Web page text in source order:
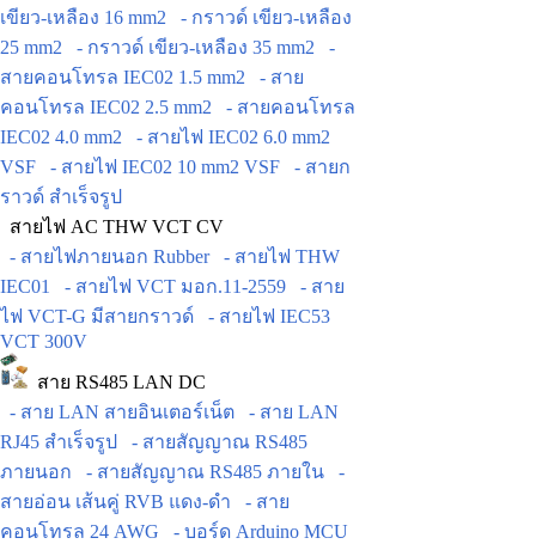
เขียว-เหลือง 16 mm2
- กราวด์ เขียว-เหลือง
25 mm2
- กราวด์ เขียว-เหลือง 35 mm2
-
สายคอนโทรล IEC02 1.5 mm2
- สาย
คอนโทรล IEC02 2.5 mm2
- สายคอนโทรล
IEC02 4.0 mm2
- สายไฟ IEC02 6.0 mm2
VSF
- สายไฟ IEC02 10 mm2 VSF
- สายก
ราวด์ สำเร็จรูป
สายไฟ AC THW VCT CV
- สายไฟภายนอก Rubber
- สายไฟ THW
IEC01
- สายไฟ VCT มอก.11-2559
- สาย
ไฟ VCT-G มีสายกราวด์
- สายไฟ IEC53
VCT 300V
สาย RS485 LAN DC
- สาย LAN สายอินเตอร์เน็ต
- สาย LAN
RJ45 สำเร็จรูป
- สายสัญญาณ RS485
ภายนอก
- สายสัญญาณ RS485 ภายใน
-
สายอ่อน เส้นคู่ RVB แดง-ดำ
- สาย
คอนโทรล 24 AWG
- บอร์ด Arduino MCU